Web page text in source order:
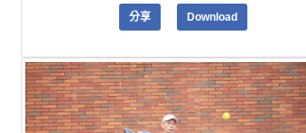
分享 Download